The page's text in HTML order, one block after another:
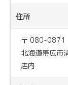
住所
〒 080-0871
北海道帯広市
店内